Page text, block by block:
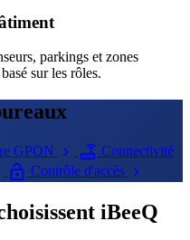
parkings et zones
sur les rôles.
GPON chevron_right router Connectivité
lock_open Contrôle d'accès chevron_right
iBeeQ